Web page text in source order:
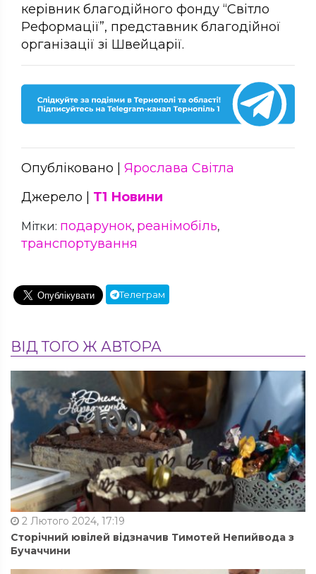
керівник благодійного фонду “Світло
Реформації”, представник благодійної
організації зі Швейцарії.
Опубліковано | Ярослава Світла
Джерело | Т1 Новини
Мітки: подарунок, реанімобіль,
транспортування
Телеграм
ВІД ТОГО Ж АВТОРА
2 Лютого 2024, 17:19
Сторічний ювілей відзначив Тимотей Непийвода з
Бучаччини